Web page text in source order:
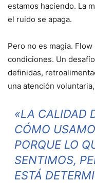
estamos haciendo. La
el ruido se apaga.
Pero no es magia.
condiciones. Un
definidas,
una atención
«LA CALIDAD
CÓMO
PORQUE LO
SENTIMOS,
ESTÁ